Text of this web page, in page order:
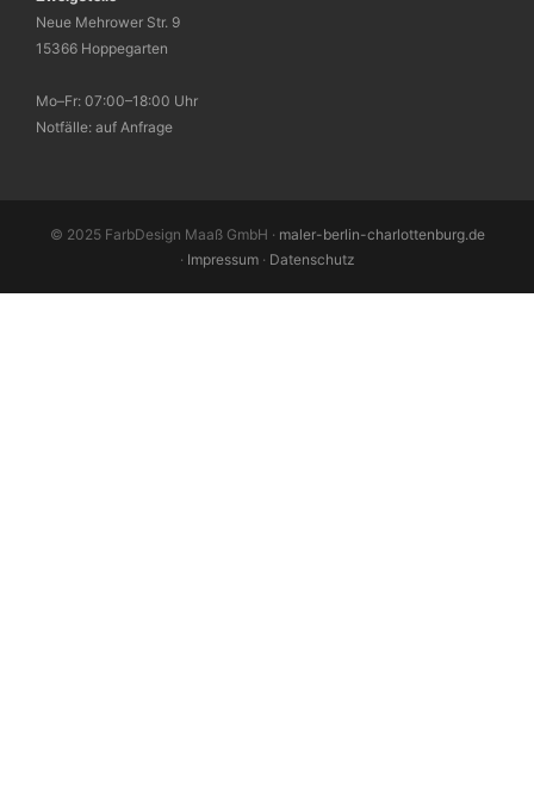
Neue Mehrower Str. 9
15366 Hoppegarten
Mo–Fr: 07:00–18:00 Uhr
Notfälle: auf Anfrage
© 2025 FarbDesign Maaß GmbH · maler-berlin-charlottenburg.de
· Impressum· Datenschutz